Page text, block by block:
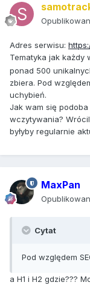
Adres serwisu:
Tematyka jak każdy
ponad 500
zbiera. Pod
uchybień.
Jak wam się
wczytywania?
byłyby regularnie
MaxPan
Cytat
Pod względem
a H1 i H2 gdzie???